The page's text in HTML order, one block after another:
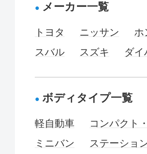
メーカー一覧
トヨタ ニッサン ホ
スバル
スズキ ダイ
ボディタイプ一覧
軽自動車
コンパクト
ミニバン
ステーショ